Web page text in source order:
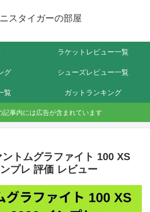
スタイガーの部屋
ラケットレビュー一覧
グ シューズレビュー一覧
覧 ガットランキング
記事内には広告が含まれています
トムグラファイト 100 XS
プレ 評価 レビュー